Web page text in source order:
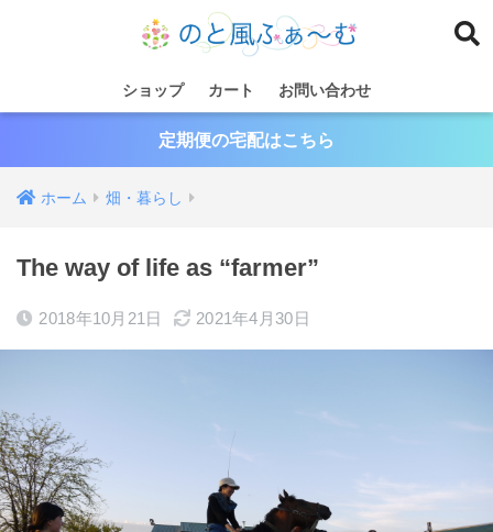
ショップ カート お問い合わせ
定期便の宅配はこちら
ホーム 畑・暮らし
The way of life as “farmer”
2018年10月21日 2021年4月30日